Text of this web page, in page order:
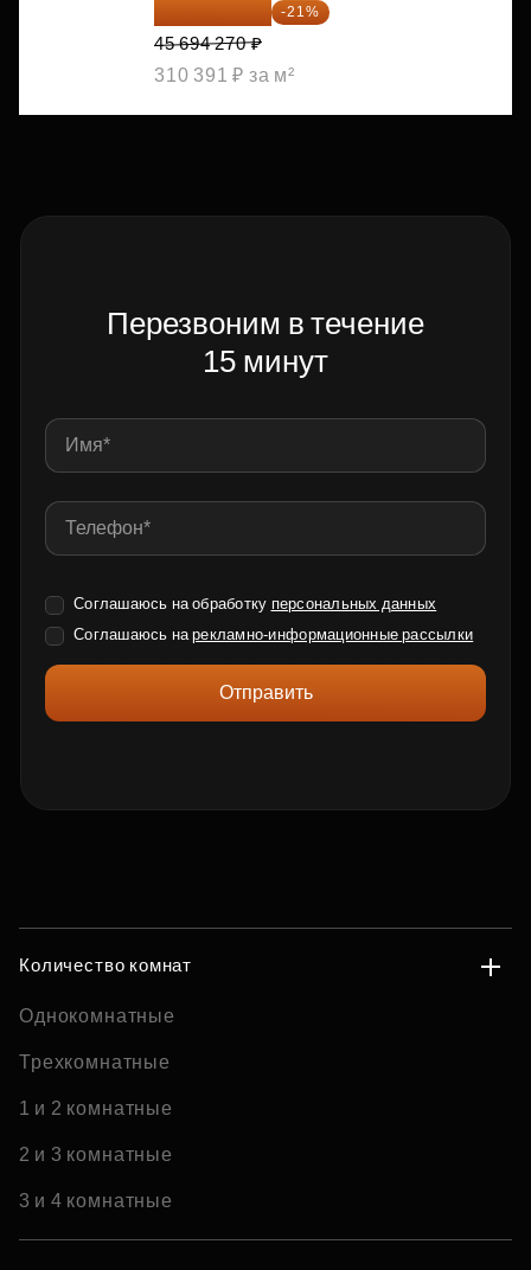
36 098 473 ₽ -21%
45 694 270 ₽
310 391 ₽ за м²
Перезвоним в течение
15 минут
Соглашаюсь на обработку персональных данных
Соглашаюсь нарекламно-информационные рассылки
Отправить
Количество комнат
Однокомнатные
Трехкомнатные
1 и 2 комнатные
2 и 3 комнатные
3 и 4 комнатные